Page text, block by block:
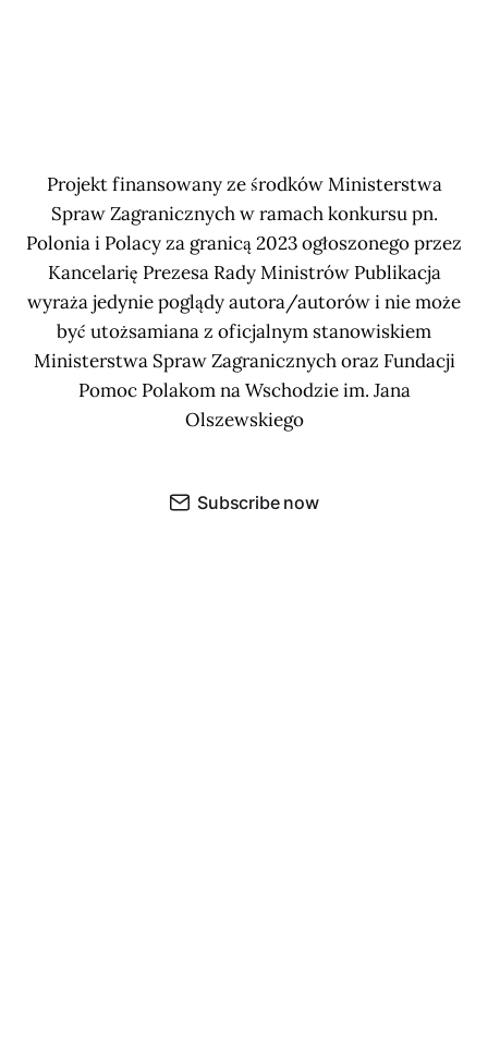
Projekt finansowany ze środków Ministerstwa
Spraw Zagranicznych w ramach konkursu pn.
Polonia i Polacy za granicą 2023 ogłoszonego przez
Kancelarię Prezesa Rady Ministrów Publikacja
wyraża jedynie poglądy autora/autorów i nie może
być utożsamiana z oficjalnym stanowiskiem
Ministerstwa Spraw Zagranicznych oraz Fundacji
Pomoc Polakom na Wschodzie im. Jana
Olszewskiego
Subscribe now